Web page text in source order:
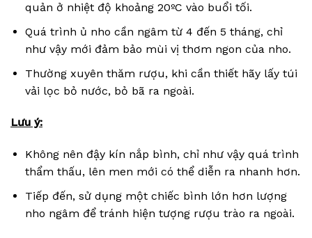
quản ở nhiệt độ khoảng 20ºC vào buổi tối.
Quá trình ủ nho cần ngâm từ 4 đến 5 tháng, chỉ
như vậy mới đảm bảo mùi vị thơm ngon của nho.
Thường xuyên thăm rượu, khi cần thiết hãy lấy túi
vải lọc bỏ nước, bỏ bã ra ngoài.
Lưu ý:
Không nên đậy kín nắp bình, chỉ như vậy quá trình
thẩm thấu, lên men mới có thể diễn ra nhanh hơn.
Tiếp đến, sử dụng một chiếc bình lớn hơn lượng
nho ngâm để tránh hiện tượng rượu trào ra ngoài.